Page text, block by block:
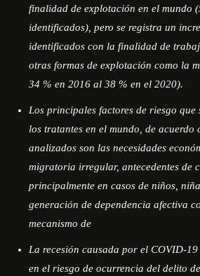
finalidad de explotación en el mundo
identificados), pero se registra un
identificados con la finalidad de
otras formas de explotación como la
34 % en 2016 al 38 % en el 2020).
Los principales factores de riesgo
los tratantes en el mundo, de acuerdo
analizados son las necesidades
migratoria irregular, antecedentes de
principalmente en casos de niños,
generación de dependencia afectiva
mecanismo de
La recesión causada por el COVID-
en el riesgo de ocurrencia del delito